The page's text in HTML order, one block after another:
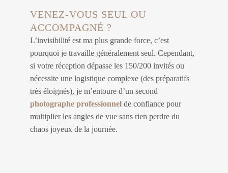
VENEZ-VOUS SEUL OU
ACCOMPAGNÉ ?
L’invisibilité est ma plus grande force, c’est
pourquoi je travaille généralement seul. Cependant,
si votre réception dépasse les 150/200 invités ou
nécessite une logistique complexe (des préparatifs
très éloignés), je m’entoure d’un second
photographe professionnel de confiance pour
multiplier les angles de vue sans rien perdre du
chaos joyeux de la journée.